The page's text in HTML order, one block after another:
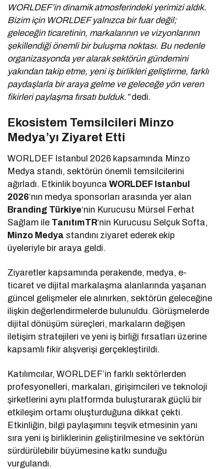
WORLDEF’in dinamik atmosferindeki yerimizi aldık.
Bizim için WORLDEF yalnızca bir fuar değil;
geleceğin ticaretinin, markalarının ve vizyonlarının
şekillendiği önemli bir buluşma noktası. Bu nedenle
organizasyonda yer alarak sektörün gündemini
yakından takip etme, yeni iş birlikleri geliştirme, farklı
paydaşlarla bir araya gelme ve geleceğe yön veren
fikirleri paylaşma fırsatı bulduk.”dedi.
Ekosistem Temsilcileri Minzo
Medya’yı Ziyaret Etti
WORLDEF Istanbul 2026 kapsamında Minzo
Medya standı, sektörün önemli temsilcilerini
ağırladı. Etkinlik boyuncaWORLDEF Istanbul
2026‘nın medya sponsorları arasında yer alan
Branding Türkiye‘nin Kurucusu Mürsel Ferhat
Sağlam ile TanıtımTR‘nin Kurucusu Selçuk Softa,
Minzo Medya standını ziyaret ederek ekip
üyeleriyle bir araya geldi.
Ziyaretler kapsamında perakende, medya, e-
ticaret ve dijital markalaşma alanlarında yaşanan
güncel gelişmeler ele alınırken, sektörün geleceğine
ilişkin değerlendirmelerde bulunuldu. Görüşmelerde
dijital dönüşüm süreçleri, markaların değişen
iletişim stratejileri ve yeni iş birliği fırsatları üzerine
kapsamlı fikir alışverişi gerçekleştirildi.
Katılımcılar, WORLDEF’in farklı sektörlerden
profesyonelleri, markaları, girişimcileri ve teknoloji
şirketlerini aynı platformda buluşturarak güçlü bir
etkileşim ortamı oluşturduğuna dikkat çekti.
Etkinliğin, bilgi paylaşımını teşvik etmesinin yanı
sıra yeni iş birliklerinin geliştirilmesine ve sektörün
sürdürülebilir büyümesine katkı sunduğu
vurgulandı.